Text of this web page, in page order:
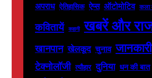
अपराध ऐतिहासिक ऐप्स ऑटोमोटिव कला
कवितायें कहानी खबरें और
खानपान खेलकूद चुनाव जानकारी
टेक्नोलॉजी त्यौहार दुनिया धन की बात